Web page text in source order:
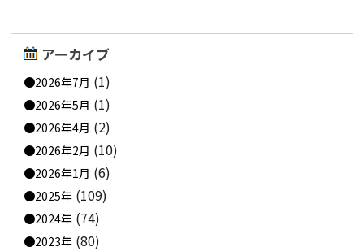
アーカイブ
2026年7月 (1)
2026年5月 (1)
2026年4月 (2)
2026年2月 (10)
2026年1月 (6)
2025年 (109)
2024年 (74)
2023年 (80)